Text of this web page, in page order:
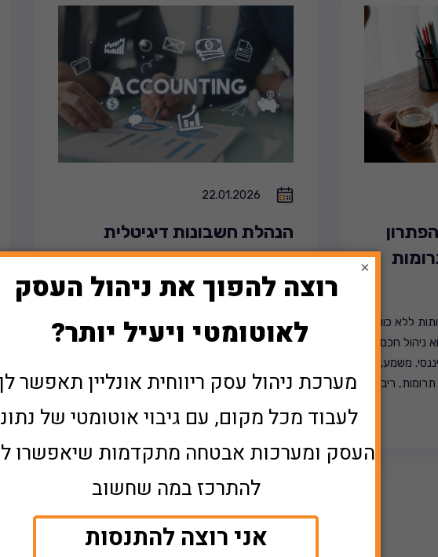
ללא כוונת
ניהול חכם
משמע,
ריבוי
הקצאת
22.01.2026
הנהלת חשבונות דיגיטלית
הנהלת חשבונות דיגיטלית היא לא איזה שינוי
קוסמטי מינורי, היא מהפכה טקטונית המשנה מקצה
וחברות בארץ ובכל רחבי העולם. זוכרים את הדימוי
חצי-מצחייה ירוק שקוף, "חותלות" על השרוולים,
משקפיים גדולים, רכון על שולחן, מוקף בערמות על
קרא עוד >>
לראות את כל הפוסטים >>
×